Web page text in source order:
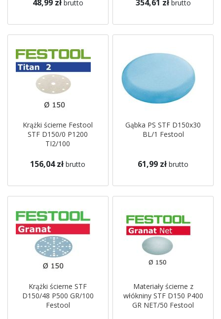
48,99 zł brutto 354,61 zł brutto
Krążki ścierne Festool
STF D150/0 P1200
TI2/100
156,04 zł brutto
Gąbka PS STF D150x30
BL/1 Festool
61,99 zł brutto
Krążki ścierne STF
D150/48 P500 GR/100
Festool
Materiały ścierne z
włókniny STF D150 P400
GR NET/50 Festool